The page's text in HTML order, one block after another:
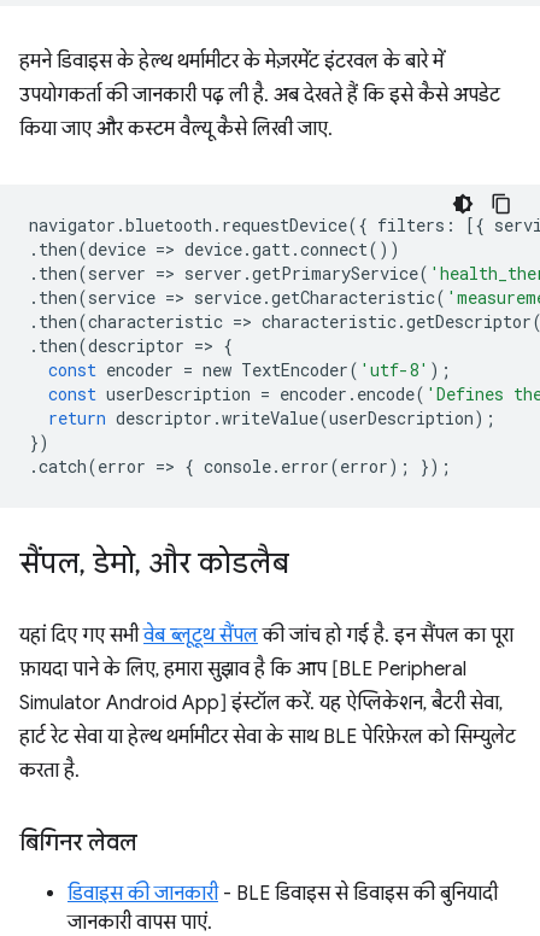
हमने डिवाइस के हेल्थ थर्मामीटर के मेज़रमेंट इंटरवल के बारे में
उपयोगकर्ता की जानकारी पढ़ ली है. अब देखते हैं कि इसे कैसे अपडेट
किया जाए और कस्टम वैल्यू कैसे लिखी जाए.
navigator .bluetooth . requestDevice({ filters : [{
. then(device => device.gatt.connect())
. then(server => server .getPrimaryService(
. then(service => service.getCharacteristic(
. then(characteristic => characteristic.getDescriptor
. then(descriptor => {
const encoder = new TextEncoder( 'utf-8' );
const userDescription = encoder . encode( 'Defines
return descriptor .writeValue(userDescription);
})
.catch(error => { console. error(error); });
सैंपल, डेमो, और कोडलैब
यहां दिए गए सभीवेब ब्लूटूथ सैंपलकी जांच हो गई है. इन सैंपल का पूरा
फ़ायदा पाने के लिए, हमारा सुझाव है कि आप [BLE Peripheral
Simulator Android App] इंस्टॉल करें. यह ऐप्लिकेशन, बैटरी सेवा,
हार्ट रेट सेवा या हेल्थ थर्मामीटर सेवा के साथ BLE पेरिफ़ेरल को सिम्युलेट
करता है.
बिगिनर लेवल
डिवाइस की जानकारी- BLE डिवाइस से डिवाइस की बुनियादी
जानकारी वापस पाएं.